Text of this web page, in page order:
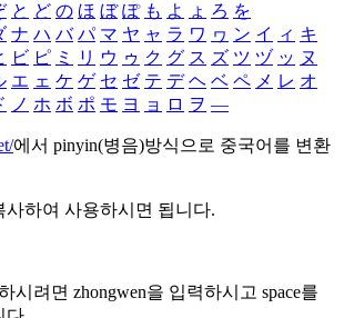
と ど の ほ ぼ ぽ も よ ょ ろ を
ナ ハ バ パ マ ヤ ャ ラ ワ ヮ ン イ ィ キ
ビ ピ ミ リ ウ ゥ ク グ ス ズ ツ ヅ ッ ヌ
エ ェ ケ ゲ セ ゼ テ デ ヘ ベ ペ メ レ オ
ノ ホ ボ ポ モ ヨ ョ ロ ヲ ―
에서 pinyin(병음)방식으로 중국어를 변환
사하여 사용하시면 됩니다.
시려면 zhongwen을 입력하시고 space를